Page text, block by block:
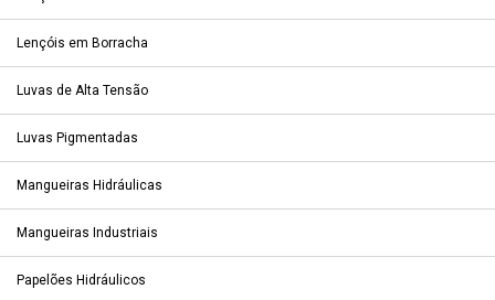
Lençóis em Borracha
Luvas de Alta Tensão
Luvas Pigmentadas
Mangueiras Hidráulicas
Mangueiras Industriais
Papelões Hidráulicos